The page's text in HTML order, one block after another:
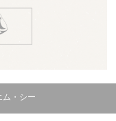
ム・シー